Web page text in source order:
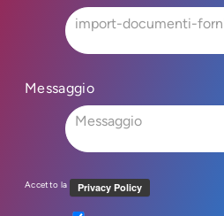
Messaggio
Accetto la